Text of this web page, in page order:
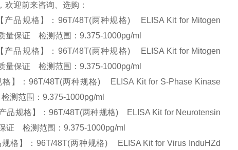
迎前来咨询、选购：
品规格】：96T/48T(两种规格) ELISA Kit for Mitogen
量保证 检测范围：9.375-1000pg/ml
品规格】：96T/48T(两种规格) ELISA Kit for Mitogen
量保证 检测范围：9.375-1000pg/ml
：96T/48T(两种规格) ELISA Kit for S-Phase Kinase
测范围：9.375-1000pg/ml
规格】：96T/48T(两种规格) ELISA Kit for Neurotensin
证 检测范围：9.375-1000pg/ml
】：96T/48T(两种规格) ELISA Kit for Virus InduHZd